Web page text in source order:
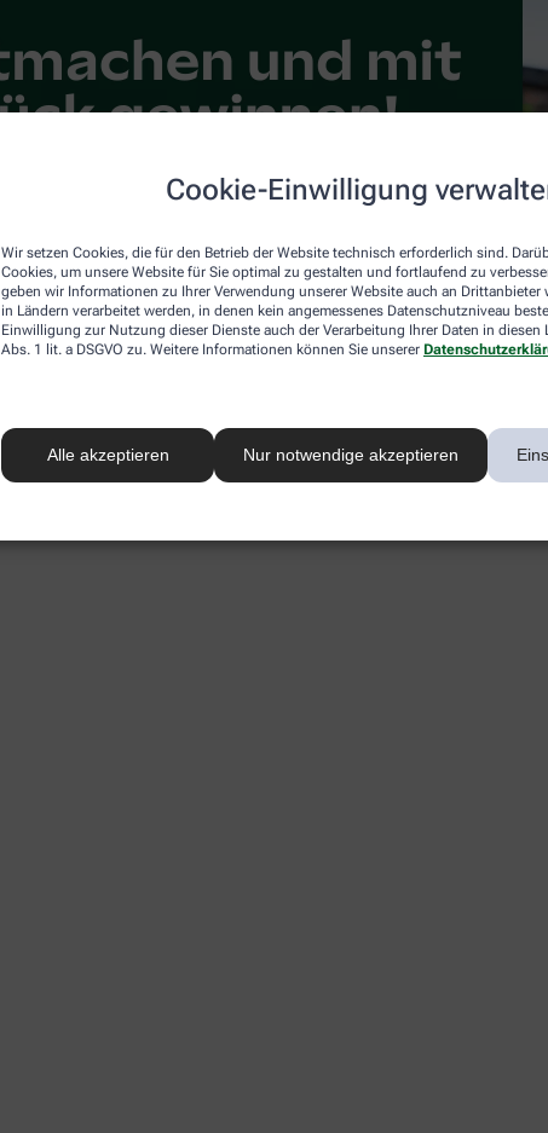
Cookie-Einwilligung
Wir setzen Cookies, die für den Betrieb der Website technisch erforderlich sind.
Cookies, um unsere Website für Sie optimal zu gestalten und fortlaufend zu
geben wir Informationen zu Ihrer Verwendung unserer Website auch an Drittanbieter
in Ländern verarbeitet werden, in denen kein angemessenes Datenschutzniveau
Einwilligung zur Nutzung dieser Dienste auch der Verarbeitung Ihrer Daten in diesen
Abs. 1 lit. a DSGVO zu. Weitere Informationen können Sie unserer
Alle akzeptieren Nur notwendige akzeptieren